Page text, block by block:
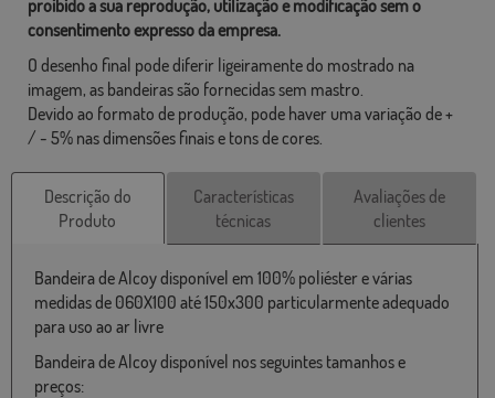
proibido a sua reprodução, utilização e modificação sem o
consentimento expresso da empresa.
O desenho final pode diferir ligeiramente do mostrado na
imagem, as bandeiras são fornecidas sem mastro.
Devido ao formato de produção, pode haver uma variação de +
/ - 5% nas dimensões finais e tons de cores.
Descrição do
Produto
Características
técnicas
Avaliações de
clientes
Bandeira de Alcoy disponível em 100% poliéster e várias
medidas de 060X100 até 150x300 particularmente adequado
para uso ao ar livre
Bandeira de Alcoy disponível nos seguintes tamanhos e
preços: